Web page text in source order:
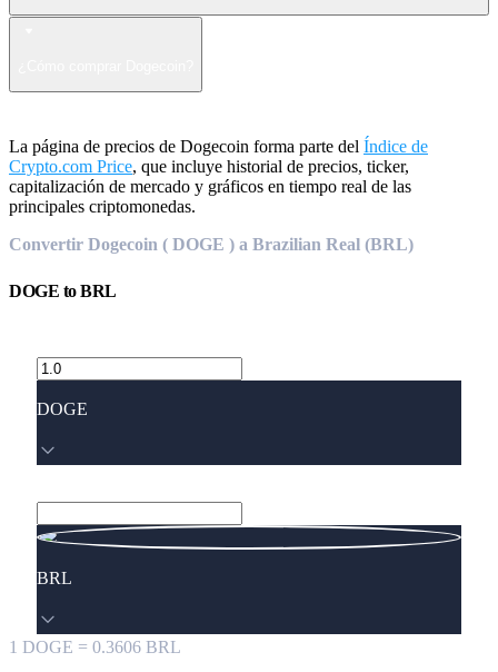
La página de precios de Dogecoin forma parte del Índice de
Crypto.com Price, que incluye historial de precios, ticker,
capitalización de mercado y gráficos en tiempo real de las
principales criptomonedas.
Convertir Dogecoin ( DOGE ) a Brazilian Real (BRL)
DOGE toBRL
DOGE
BRL
1 DOGE = 0.3606 BRL